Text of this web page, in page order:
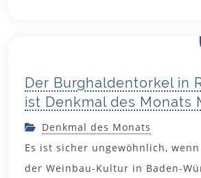
Der Burghaldentorkel in
ist Denkmal des Monats
Denkmal des Monats
Es ist sicher ungewöhnlich,
der Weinbau-Kultur in Baden-